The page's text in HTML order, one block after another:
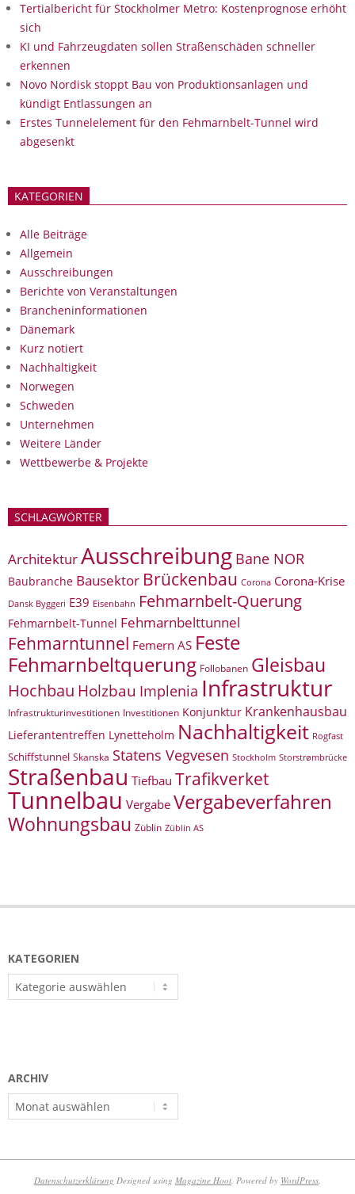
Tertialbericht für Stockholmer Metro: Kostenprognose erhöht
sich
KI und Fahrzeugdaten sollen Straßenschäden schneller
erkennen
Novo Nordisk stoppt Bau von Produktionsanlagen und
kündigt Entlassungen an
Erstes Tunnelelement für den Fehmarnbelt-Tunnel wird
abgesenkt
KATEGORIEN
Alle Beiträge
Allgemein
Ausschreibungen
Berichte von Veranstaltungen
Brancheninformationen
Dänemark
Kurz notiert
Nachhaltigkeit
Norwegen
Schweden
Unternehmen
Weitere Länder
Wettbewerbe & Projekte
SCHLAGWÖRTER
ArchitekturAusschreibung Bane NOR
Baubranche Bausektor Brückenbau Corona Corona-Krise
Dansk Byggeri E39 Eisenbahn Fehmarnbelt-Querung
Fehmarnbelt-Tunnel Fehmarnbelttunnel
Fehmarntunnel Femern AS Feste
Fehmarnbeltquerung Follobanen Gleisbau
Hochbau Holzbau Implenia Infrastruktur
Infrastrukturinvestitionen Investitionen Konjunktur Krankenhausbau
Lieferantentreffen Lynetteholm Nachhaltigkeit Rogfast
Schiffstunnel Skanska Statens Vegvesen Stockholm Storstrømbrücke
Straßenbau Tiefbau Trafikverket
Tunnelbau Vergabe Vergabeverfahren
Wohnungsbau Züblin Züblin AS
KATEGORIEN
Kategorien
ARCHIV
Archiv
Datenschutzerklärung Designed using Magazine Hoot. Powered by WordPress.